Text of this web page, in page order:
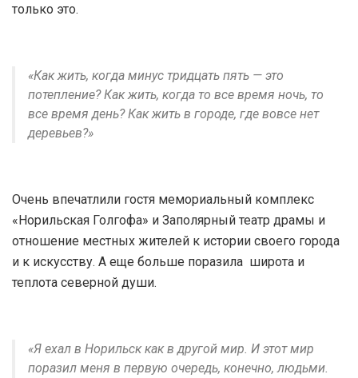
только это.
«Как жить, когда минус тридцать пять — это
потепление? Как жить, когда то все время ночь, то
все время день? Как жить в городе, где вовсе нет
деревьев?»
Очень впечатлили гостя мемориальный комплекс
«Норильская Голгофа» и Заполярный театр драмы и
отношение местных жителей к истории своего города
и к искусству. А еще больше поразила широта и
теплота северной души.
«Я ехал в Норильск как в другой мир. И этот мир
поразил меня в первую очередь, конечно, людьми.